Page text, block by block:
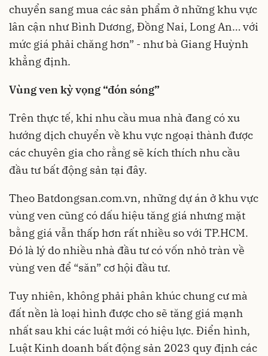
chuyển sang mua các sản phẩm ở những khu vực
lân cận như Bình Dương, Đồng Nai, Long An… với
mức giá phải chăng hơn” - như bà Giang Huỳnh
khẳng định.
Vùng ven kỳ vọng “đón sóng”
Trên thực tế, khi nhu cầu mua nhà đang có xu
hướng dịch chuyển về khu vực ngoại thành được
các chuyên gia cho rằng sẽ kích thích nhu cầu
đầu tư bất động sản tại đây.
Theo Batdongsan.com.vn, những dự án ở khu vực
vùng ven cũng có dấu hiệu tăng giá nhưng mặt
bằng giá vẫn thấp hơn rất nhiều so với TP.HCM.
Đó là lý do nhiều nhà đầu tư có vốn nhỏ tràn về
vùng ven để “săn” cơ hội đầu tư.
Tuy nhiên, không phải phân khúc chung cư mà
đất nền là loại hình được cho sẽ tăng giá mạnh
nhất sau khi các luật mới có hiệu lực. Điển hình,
Luật Kinh doanh bất động sản 2023 quy định các